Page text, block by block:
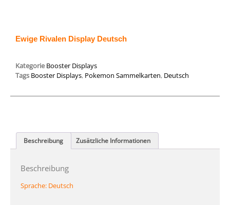
Ewige Rivalen Display Deutsch
Kategorie Booster Displays
Tags Booster Displays, Pokemon Sammelkarten, Deutsch
Beschreibung Zusätzliche Informationen
Beschreibung
Sprache: Deutsch